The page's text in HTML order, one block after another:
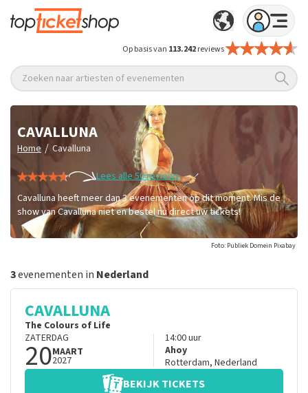
Op basis van 113.242reviews
Zoeken naar artiesten of evenementen
CAVALLUNA
Home / Cavalluna
Lees alle 50 reviews
Cavalluna heeft meer dan 3 evenementen op dit moment. Mis de
show van Cavalluna niet en bestel nu direct uw tickets!
Foto: Publiek Domein Pixabay
3evenementen in Nederland
CAVALLUNA
The Colours of Life
ZATERDAG
20MAART
2027
14:00uur
Ahoy
Rotterdam, Nederland
BEKIJK TICKETS